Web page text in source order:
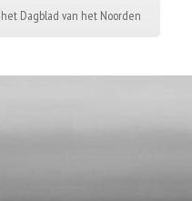
Dagblad van het Noorden